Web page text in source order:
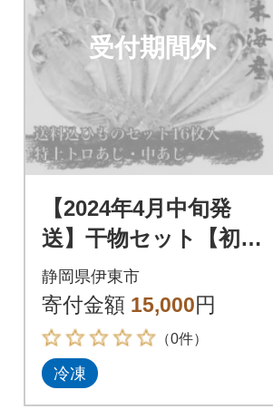
受付期間外
【2024年4月中旬発
送】干物セット【初島
C】特トロあじ・中あ
じ各8枚 伊豆・伊東
の干物詰め合わせ
静岡県伊東市
寄付金額 15,000円
（0件）
冷凍